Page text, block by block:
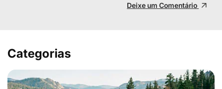
Deixe um Comentário
Categorias